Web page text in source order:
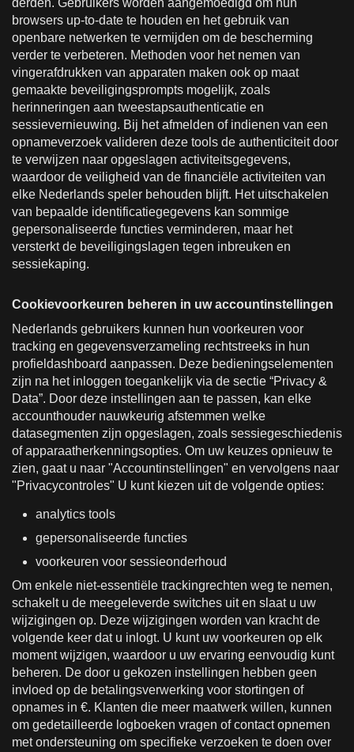
derden. Gebruikers worden aangemoedigd om hun
browsers up-to-date te houden en het gebruik van
openbare netwerken te vermijden om de bescherming
verder te verbeteren. Methoden voor het nemen van
vingerafdrukken van apparaten maken ook op maat
gemaakte beveiligingsprompts mogelijk, zoals
herinneringen aan tweestapsauthenticatie en
sessievernieuwing. Bij het afmelden of indienen van een
opnameverzoek valideren deze tools de authenticiteit door
te verwijzen naar opgeslagen activiteitsgegevens,
waardoor de veiligheid van de financiële activiteiten van
elke Nederlands speler behouden blijft. Het uitschakelen
van bepaalde identificatiegegevens kan sommige
gepersonaliseerde functies verminderen, maar het
versterkt de beveiligingslagen tegen inbreuken en
sessiekaping.
Cookievoorkeuren beheren in uw accountinstellingen
Nederlands gebruikers kunnen hun voorkeuren voor
tracking en gegevensverzameling rechtstreeks in hun
profieldashboard aanpassen. Deze bedieningselementen
zijn na het inloggen toegankelijk via de sectie “Privacy &
Data”. Door deze instellingen aan te passen, kan elke
accounthouder nauwkeurig afstemmen welke
datasegmenten zijn opgeslagen, zoals sessiegeschiedenis
of apparaatherkenningsopties. Om uw keuzes opnieuw te
zien, gaat u naar "Accountinstellingen" en vervolgens naar
"Privacycontroles" U kunt kiezen uit de volgende opties:
analytics tools
gepersonaliseerde functies
voorkeuren voor sessieonderhoud
Om enkele niet-essentiële trackingrechten weg te nemen,
schakelt u de meegeleverde switches uit en slaat u uw
wijzigingen op. Deze wijzigingen worden van kracht de
volgende keer dat u inlogt. U kunt uw voorkeuren op elk
moment wijzigen, waardoor u uw ervaring eenvoudig kunt
beheren. De door u gekozen instellingen hebben geen
invloed op de betalingsverwerking voor stortingen of
opnames in €. Klanten die meer maatwerk willen, kunnen
om gedetailleerde logboeken vragen of contact opnemen
met ondersteuning om specifieke verzoeken te doen over